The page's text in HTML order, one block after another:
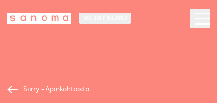
Siirry - Ajankohtaista